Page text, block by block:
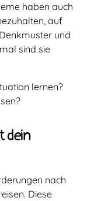
haben auch
auf
und
sind sie
lernen?
dein
nach
Diese